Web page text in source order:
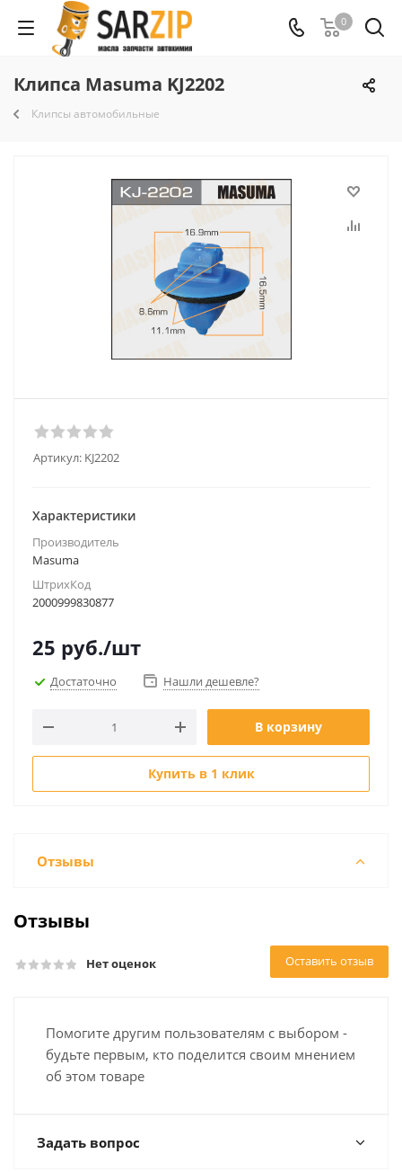
0
Клипса Masuma KJ2202
Клипсы автомобильные
Артикул: KJ2202
Характеристики
Производитель
Masuma
ШтрихКод
2000999830877
25 руб./шт
Достаточно Нашли дешевле?
В корзину
Купить в 1 клик
Отзывы
Отзывы
Нет оценок Оставить отзыв
Помогите другим пользователям с выбором -
будьте первым, кто поделится своим мнением
об этом товаре
Задать вопрос